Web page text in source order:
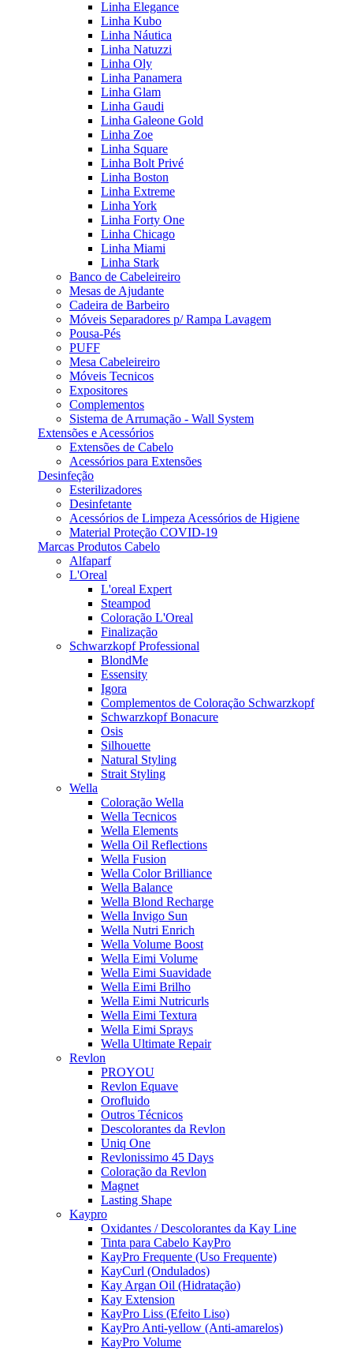
Linha Elegance
Linha Kubo
Linha Náutica
Linha Natuzzi
Linha Oly
Linha Panamera
Linha Glam
Linha Gaudi
Linha Galeone Gold
Linha Zoe
Linha Square
Linha Bolt Privé
Linha Boston
Linha Extreme
Linha York
Linha Forty One
Linha Chicago
Linha Miami
Linha Stark
Banco de Cabeleireiro
Mesas de Ajudante
Cadeira de Barbeiro
Móveis Separadores p/ Rampa Lavagem
Pousa-Pés
PUFF
Mesa Cabeleireiro
Móveis Tecnicos
Expositores
Complementos
Sistema de Arrumação - Wall System
Extensões e Acessórios
Extensões de Cabelo
Acessórios para Extensões
Desinfeção
Esterilizadores
Desinfetante
Acessórios de Limpeza Acessórios de Higiene
Material Proteção COVID-19
Marcas Produtos Cabelo
Alfaparf
L'Oreal
L'oreal Expert
Steampod
Coloração L'Oreal
Finalização
Schwarzkopf Professional
BlondMe
Essensity
Igora
Complementos de Coloração Schwarzkopf
Schwarzkopf Bonacure
Osis
Silhouette
Natural Styling
Strait Styling
Wella
Coloração Wella
Wella Tecnicos
Wella Elements
Wella Oil Reflections
Wella Fusion
Wella Color Brilliance
Wella Balance
Wella Blond Recharge
Wella Invigo Sun
Wella Nutri Enrich
Wella Volume Boost
Wella Eimi Volume
Wella Eimi Suavidade
Wella Eimi Brilho
Wella Eimi Nutricurls
Wella Eimi Textura
Wella Eimi Sprays
Wella Ultimate Repair
Revlon
PROYOU
Revlon Equave
Orofluido
Outros Técnicos
Descolorantes da Revlon
Uniq One
Revlonissimo 45 Days
Coloração da Revlon
Magnet
Lasting Shape
Kaypro
Oxidantes / Descolorantes da Kay Line
Tinta para Cabelo KayPro
KayPro Frequente (Uso Frequente)
KayCurl (Ondulados)
Kay Argan Oil (Hidratação)
Kay Extension
KayPro Liss (Efeito Liso)
KayPro Anti-yellow (Anti-amarelos)
KayPro Volume